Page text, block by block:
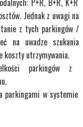
P+R, B+R, K+R
Jednak z uwagi na
z tych parkingów /
na uwadze szukania
koszty utrzymywania.
parkingów z
parkingami w systemie